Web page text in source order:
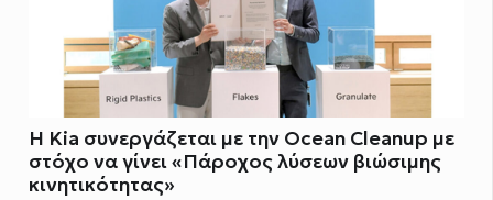
Η Kia συνεργάζεται με την Ocean Cleanup με
στόχο να γίνει «Πάροχος λύσεων βιώσιμης
κινητικότητας»